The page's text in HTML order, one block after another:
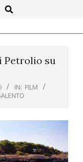
Search
Petrolio su
IN: FILM